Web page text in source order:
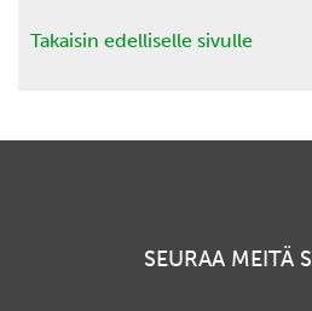
Takaisin edelliselle sivulle
SEURAA MEITÄ